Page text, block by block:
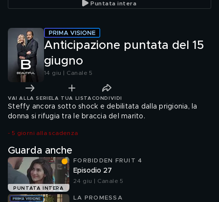
Puntata intera
Anticipazione puntata del 15
giugno
14 giu | Canale 5
VAI ALLA SERIE LA TUA LISTA CONDIVIDI
Steffy ancora sotto shock e debilitata dalla prigionia, la
donna si rifugia tra le braccia del marito.
- 5 giorni alla scadenza
Guarda anche
PUNTATA INTERA
FORBIDDEN FRUIT 4
Episodio 27
24 giu | Canale 5
LA PROMESSA